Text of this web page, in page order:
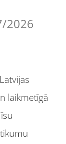
2026
laikmetīgā